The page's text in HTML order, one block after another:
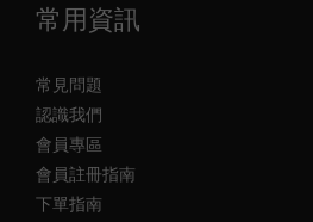
常用資訊
常見問題
認識我們
會員專區
會員註冊指南
下單指南